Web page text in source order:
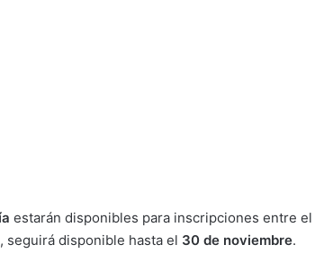
estarán disponibles para inscripciones entre el
seguirá disponible hasta el 30 de noviembre.